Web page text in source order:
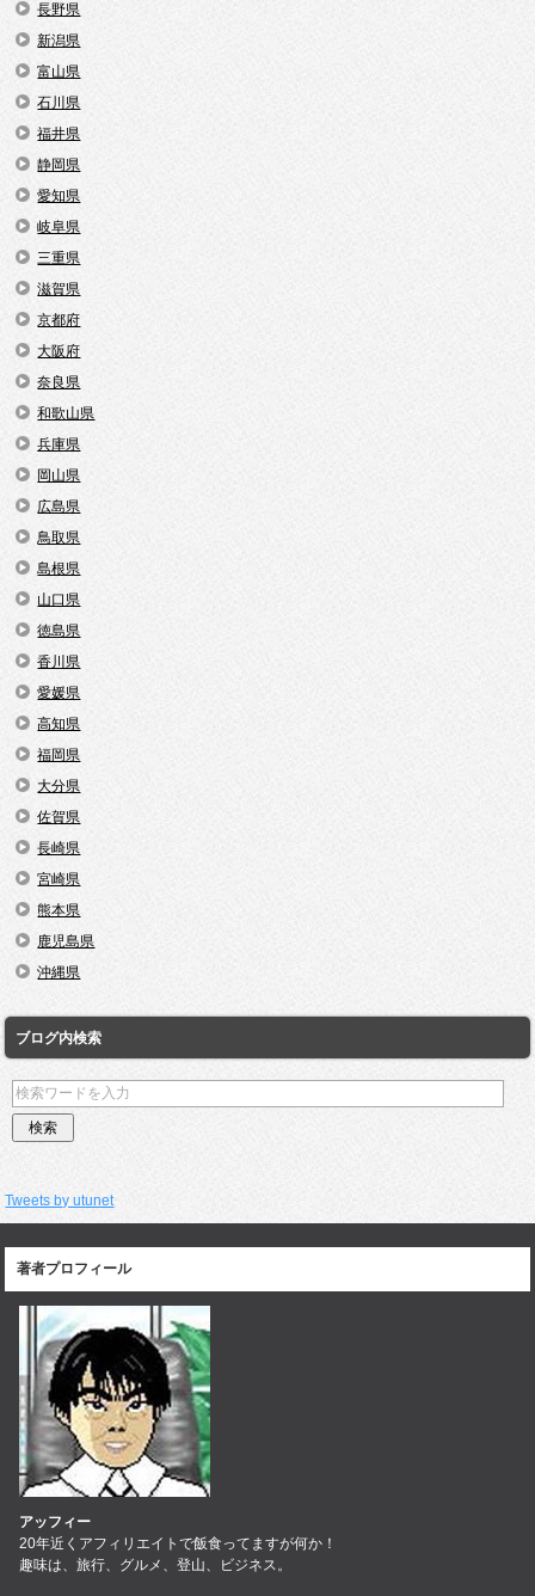
長野県
新潟県
富山県
石川県
福井県
静岡県
愛知県
岐阜県
三重県
滋賀県
京都府
大阪府
奈良県
和歌山県
兵庫県
岡山県
広島県
鳥取県
島根県
山口県
徳島県
香川県
愛媛県
高知県
福岡県
大分県
佐賀県
長崎県
宮崎県
熊本県
鹿児島県
沖縄県
ブログ内検索
Tweets by utunet
著者プロフィール
アッフィー
20年近くアフィリエイトで飯食ってますが何か！
趣味は、旅行、グルメ、登山、ビジネス。